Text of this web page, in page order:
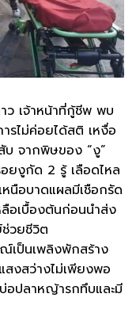
ว เจ้าหน้าที่กู้ชีพ พบ
รไม่ค่อยได้สติ เหงื่อ
บ จากพิษของ “งู”
อยงูกัด 2 รู้ เลือดไหล
นือบาดแผลมีเชือกรัด
ลือเบื้องต้นก่อนนำส่ง
วยชีวิต
เป็นเพลิงพักสร้าง
สงสว่างไม่เพียงพอ
อปลาหญ้ารกทึบและมี